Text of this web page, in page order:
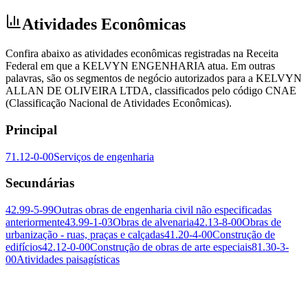
Atividades Econômicas
Confira abaixo as atividades econômicas registradas na Receita
Federal em que a KELVYN ENGENHARIA atua. Em outras
palavras, são os segmentos de negócio autorizados para a KELVYN
ALLAN DE OLIVEIRA LTDA, classificados pelo código CNAE
(Classificação Nacional de Atividades Econômicas).
Principal
71.12-0-00Serviços de engenharia
Secundárias
42.99-5-99Outras obras de engenharia civil não especificadas
anteriormente43.99-1-03Obras de alvenaria42.13-8-00Obras de
urbanização - ruas, praças e calçadas41.20-4-00Construção de
edifícios42.12-0-00Construção de obras de arte especiais81.30-3-
00Atividades paisagísticas